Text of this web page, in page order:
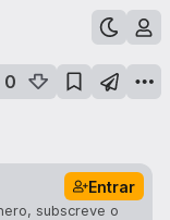
0
Entrar
subscreve o